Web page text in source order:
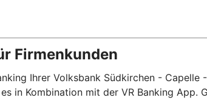
Firmenkunden
Ihrer Volksbank Südkirchen -
in Kombination mit der VR Banking App.